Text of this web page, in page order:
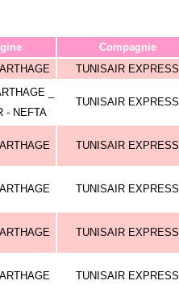
Compagnie
TUNISAIR EXPRESS
_
- NEFTA
TUNISAIR EXPRESS
TUNISAIR EXPRESS
TUNISAIR EXPRESS
TUNISAIR EXPRESS
TUNISAIR EXPRESS